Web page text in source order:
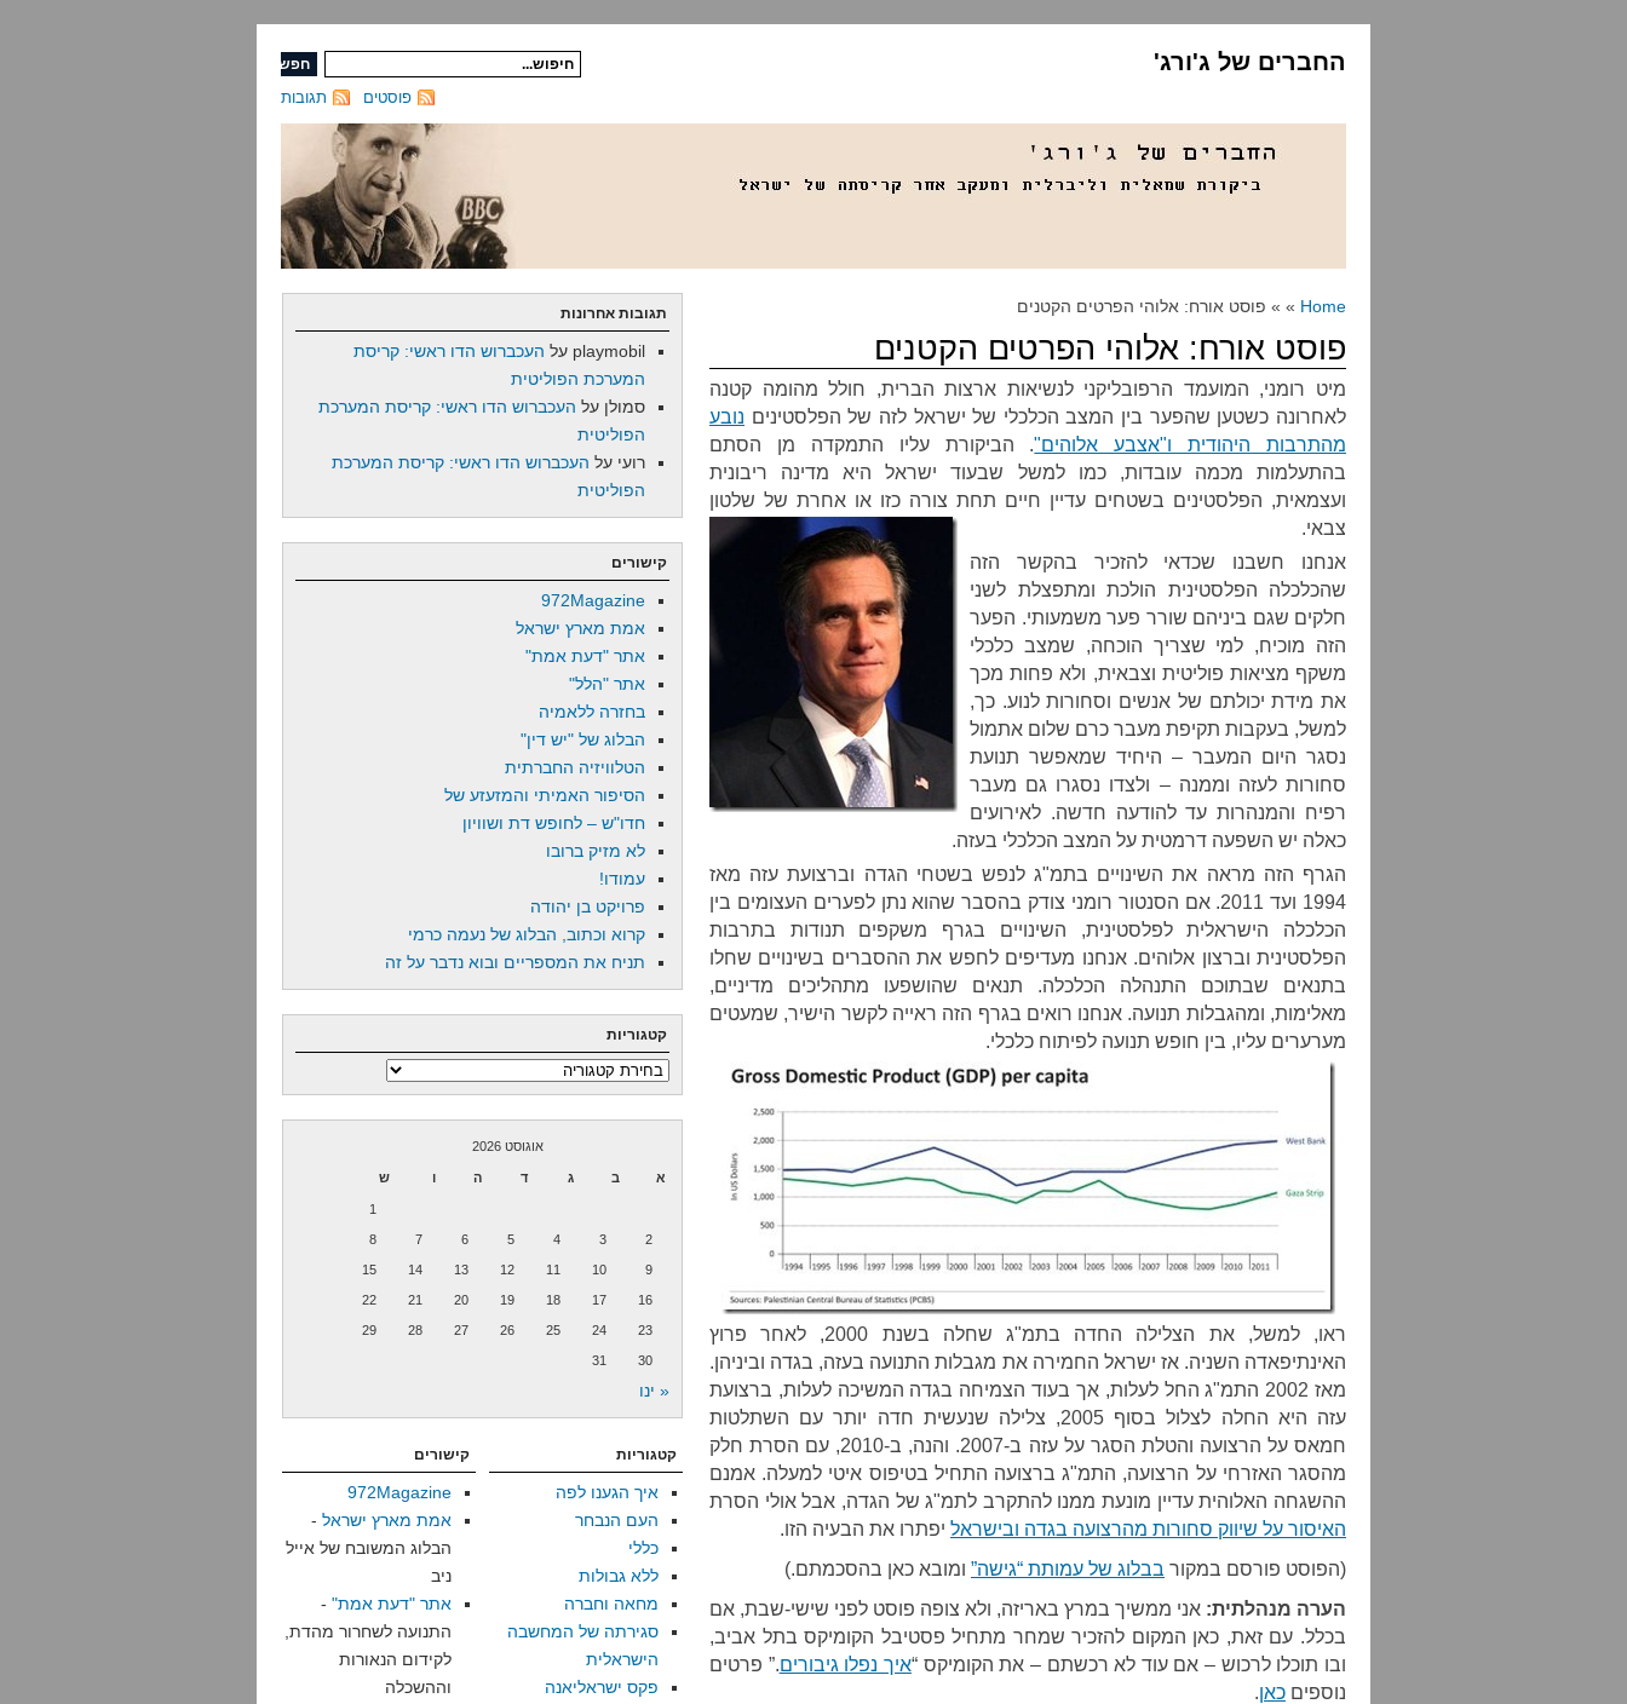
החברים של ג'ורג'
תגובות פוסטים
Home » » פוסט אורח: אלוהי הפרטים הקטנים
פוסט אורח: אלוהי הפרטים הקטנים
מיט רומני, המועמד הרפובליקני לנשיאות ארצות הברית, חולל מהומה קטנה
לאחרונה כשטען שהפער בין המצב הכלכלי של ישראל לזה של הפלסטינים נובע
מהתרבות היהודית ו"אצבע אלוהים". הביקורת עליו התמקדה מן הסתם
בהתעלמות מכמה עובדות, כמו למשל שבעוד ישראל היא מדינה ריבונית
ועצמאית, הפלסטינים בשטחים עדיין חיים תחת צורה כזו או אחרת של שלטון
צבאי.
אנחנו חשבנו שכדאי להזכיר בהקשר הזה
שהכלכלה הפלסטינית הולכת ומתפצלת לשני
חלקים שגם ביניהם שורר פער משמעותי. הפער
הזה מוכיח, למי שצריך הוכחה, שמצב כלכלי
משקף מציאות פוליטית וצבאית, ולא פחות מכך
את מידת יכולתם של אנשים וסחורות לנוע. כך,
למשל, בעקבות תקיפת מעבר כרם שלום אתמול
נסגר היום המעבר – היחיד שמאפשר תנועת
סחורות לעזה וממנה – ולצדו נסגרו גם מעבר
רפיח והמנהרות עד להודעה חדשה. לאירועים
כאלה יש השפעה דרמטית על המצב הכלכלי בעזה.
הגרף הזה מראה את השינויים בתמ"ג לנפש בשטחי הגדה וברצועת עזה מאז
1994 ועד 2011. אם הסנטור רומני צודק בהסבר שהוא נתן לפערים העצומים בין
הכלכלה הישראלית לפלסטינית, השינויים בגרף משקפים תנודות בתרבות
הפלסטינית וברצון אלוהים. אנחנו מעדיפים לחפש את ההסברים בשינויים שחלו
בתנאים שבתוכם התנהלה הכלכלה. תנאים שהושפעו מתהליכים מדיניים,
מאלימות, ומהגבלות תנועה. אנחנו רואים בגרף הזה ראייה לקשר הישיר, שמעטים
מערערים עליו, בין חופש תנועה לפיתוח כלכלי.
ראו, למשל, את הצלילה החדה בתמ"ג שחלה בשנת 2000, לאחר פרוץ
האינתיפאדה השניה. אז ישראל החמירה את מגבלות התנועה בעזה, בגדה וביניהן.
מאז 2002 התמ"ג החל לעלות, אך בעוד הצמיחה בגדה המשיכה לעלות, ברצועת
עזה היא החלה לצלול בסוף 2005, צלילה שנעשית חדה יותר עם השתלטות
חמאס על הרצועה והטלת הסגר על עזה ב-2007. והנה, ב-2010, עם הסרת חלק
מהסגר האזרחי על הרצועה, התמ"ג ברצועה התחיל בטיפוס איטי למעלה. אמנם
ההשגחה האלוהית עדיין מונעת ממנו להתקרב לתמ"ג של הגדה, אבל אולי הסרת
האיסור על שיווק סחורות מהרצועה בגדה ובישראל יפתרו את הבעיה הזו.
(הפוסט פורסם במקור בבלוג של עמותת “גישה” ומובא כאן בהסכמתם.)
הערה מנהלתית: אני ממשיך במרץ באריזה, ולא צופה פוסט לפני שישי-שבת, אם
בכלל. עם זאת, כאן המקום להזכיר שמחר מתחיל פסטיבל הקומיקס בתל אביב,
ובו תוכלו לרכוש – אם עוד לא רכשתם – את הקומיקס “איך נפלו גיבורים.” פרטים
נוספים כאן.
תגובות אחרונות
playmobil על העכברוש הדו ראשי: קריסת
המערכת הפוליטית
סמולן על העכברוש הדו ראשי: קריסת המערכת
הפוליטית
רועי על העכברוש הדו ראשי: קריסת המערכת
הפוליטית
קישורים
972Magazine
אמת מארץ ישראל
אתר "דעת אמת"
אתר "הלל"
בחזרה ללאמיה
הבלוג של "יש דין"
הטלוויזיה החברתית
הסיפור האמיתי והמזעזע של
חדו"ש – לחופש דת ושוויון
לא מזיק ברובו
עמודו!
פרויקט בן יהודה
קרוא וכתוב, הבלוג של נעמה כרמי
תניח את המספריים ובוא נדבר על זה
קטגוריות
קטגוריות
אוגוסט 2026
א ב ג ד ה ו ש
1
2
3
4
5
6
7
8
9
10
11
12
13
14
15
16
17
18
19
20
21
22
23
24
25
26
27
28
29
30
31
« ינו
קטגוריות
איך הגענו לפה
העם הנבחר
כללי
ללא גבולות
מחאה וחברה
סגירתה של המחשבה
הישראלית
פקס ישראליאנה
קישורים
972Magazine
אמת מארץ ישראל -
הבלוג המשובח של אייל
ניב
אתר "דעת אמת" -
התנועה לשחרור מהדת,
לקידום הנאורות
וההשכלה